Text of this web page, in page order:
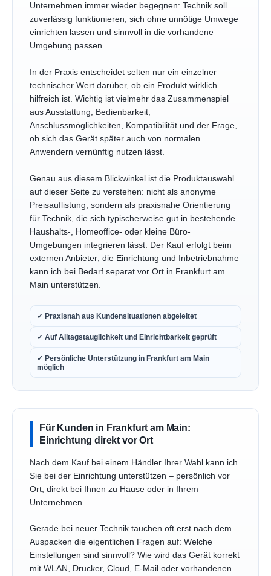
Unternehmen immer wieder begegnen: Technik soll
zuverlässig funktionieren, sich ohne unnötige Umwege
einrichten lassen und sinnvoll in die vorhandene
Umgebung passen.
In der Praxis entscheidet selten nur ein einzelner
technischer Wert darüber, ob ein Produkt wirklich
hilfreich ist. Wichtig ist vielmehr das Zusammenspiel
aus Ausstattung, Bedienbarkeit,
Anschlussmöglichkeiten, Kompatibilität und der Frage,
ob sich das Gerät später auch von normalen
Anwendern vernünftig nutzen lässt.
Genau aus diesem Blickwinkel ist die Produktauswahl
auf dieser Seite zu verstehen: nicht als anonyme
Preisauflistung, sondern als praxisnahe Orientierung
für Technik, die sich typischerweise gut in bestehende
Haushalts-, Homeoffice- oder kleine Büro-
Umgebungen integrieren lässt. Der Kauf erfolgt beim
externen Anbieter; die Einrichtung und Inbetriebnahme
kann ich bei Bedarf separat vor Ort in Frankfurt am
Main unterstützen.
✓ Praxisnah aus Kundensituationen abgeleitet
✓ Auf Alltagstauglichkeit und Einrichtbarkeit geprüft
✓ Persönliche Unterstützung in Frankfurt am Main
möglich
Für Kunden in Frankfurt am Main:
Einrichtung direkt vor Ort
Nach dem Kauf bei einem Händler Ihrer Wahl kann ich
Sie bei der Einrichtung unterstützen – persönlich vor
Ort, direkt bei Ihnen zu Hause oder in Ihrem
Unternehmen.
Gerade bei neuer Technik tauchen oft erst nach dem
Auspacken die eigentlichen Fragen auf: Welche
Einstellungen sind sinnvoll? Wie wird das Gerät korrekt
mit WLAN, Drucker, Cloud, E-Mail oder vorhandenen